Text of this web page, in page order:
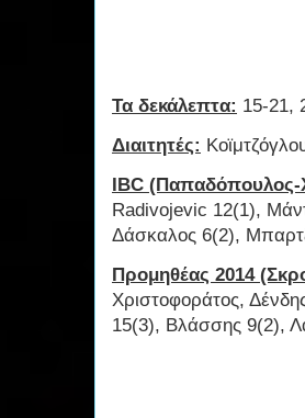
Τα δεκάλεπτα: 15-21,
Διαιτητές:
IBC (Παπαδόπουλος-
Radivojevic 12(1),
Δάσκαλος 6(2),
Προμηθέας 2014
Χριστοφοράτος,
15(3), Βλάσσης 9(2),